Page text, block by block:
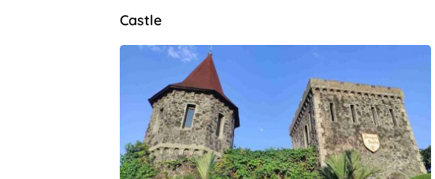
Castle